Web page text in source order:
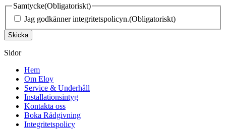
Samtycke(Obligatoriskt)
Jag godkänner integritetspolicyn.(Obligatoriskt)
Skicka
Sidor
Hem
Om Eloy
Service & Underhåll
Installationsintyg
Kontakta oss
Boka Rådgivning
Integritetspolicy